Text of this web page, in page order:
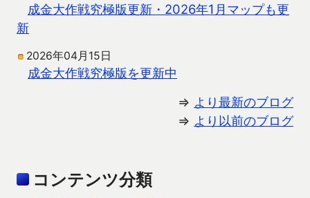
成金大作戦究極版更新・2026年1月マップも更
新
2026年04月15日
成金大作戦究極版を更新中
⇒ より最新のブログ
⇒ より以前のブログ
コンテンツ分類